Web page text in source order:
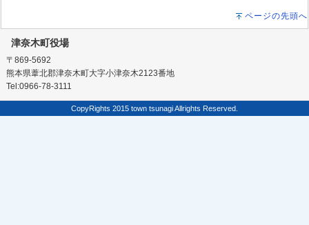
ページの先頭へ
津奈木町役場
〒869-5692
熊本県葦北郡津奈木町大字小津奈木2123番地
Tel:0966-78-3111
CopyRights 2015 town tsunagi Allrights Reserved.